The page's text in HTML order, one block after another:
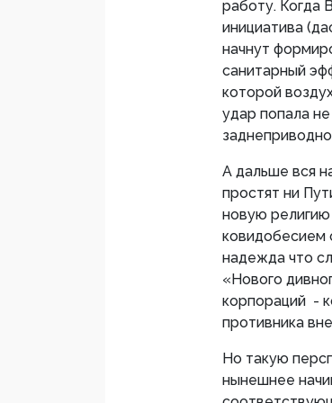
работу. Когда
инициатива
начнут
санитарный
которой
удар попала
А дальше вся
простят ни
новую религию
ковидобесием
надежда что
«Нового
корпораций -
противника
Но такую
нынешнее